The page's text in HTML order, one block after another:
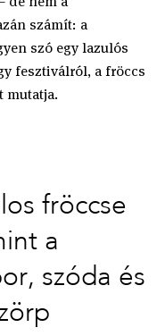
számít: a
szó egy lazulós
fesztiválról, a fröccs
mutatja.
fröccse
a
szóda és